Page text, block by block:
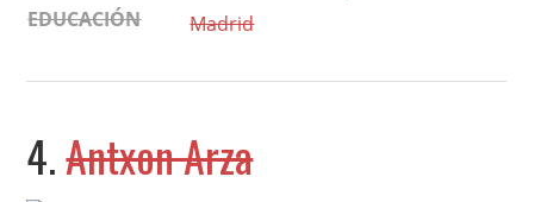
EDUCACIÓN
Madrid
4.Antxon Arza